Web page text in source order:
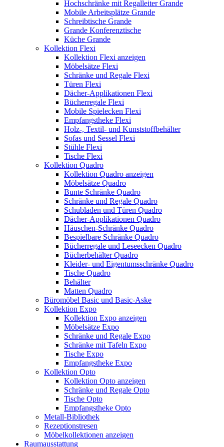
Hochschränke mit Regalleiter Grande
Mobile Arbeitsplätze Grande
Schreibtische Grande
Grande Konferenztische
Küche Grande
Kollektion Flexi
Kollektion Flexi anzeigen
Möbelsätze Flexi
Schränke und Regale Flexi
Türen Flexi
Dächer-Applikationen Flexi
Bücherregale Flexi
Mobile Spielecken Flexi
Empfangstheke Flexi
Holz-, Textil- und Kunststoffbehälter
Sofas und Sessel Flexi
Stühle Flexi
Tische Flexi
Kollektion Quadro
Kollektion Quadro anzeigen
Möbelsätze Quadro
Bunte Schränke Quadro
Schränke und Regale Quadro
Schubladen und Türen Quadro
Dächer-Applikationen Quadro
Häuschen-Schränke Quadro
Bespielbare Schränke Quadro
Bücherregale und Leseecken Quadro
Bücherbehälter Quadro
Kleider- und Eigentumsschränke Quadro
Tische Quadro
Behälter
Matten Quadro
Büromöbel Basic und Basic-Aske
Kollektion Expo
Kollektion Expo anzeigen
Möbelsätze Expo
Schränke und Regale Expo
Schränke mit Tafeln Expo
Tische Expo
Empfangstheke Expo
Kollektion Opto
Kollektion Opto anzeigen
Schränke und Regale Opto
Tische Opto
Empfangstheke Opto
Metall-Bibliothek
Rezeptionstresen
Möbelkollektionen anzeigen
Raumausstattung